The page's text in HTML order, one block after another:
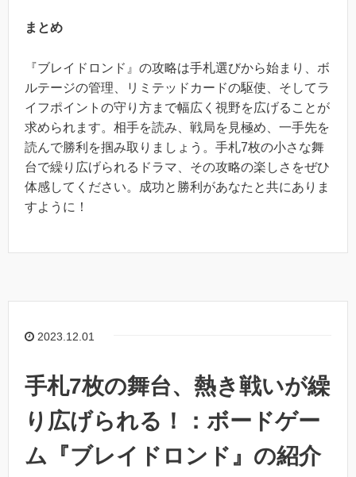
まとめ
『ブレイドロンド』の攻略は手札選びから始まり、ボ
ルテージの管理、リミテッドカードの駆使、そしてラ
イフポイントの守り方まで幅広く視野を広げることが
求められます。相手を読み、戦局を見極め、一手先を
読んで勝利を掴み取りましょう。手札7枚の小さな舞
台で繰り広げられるドラマ、その攻略の楽しさをぜひ
体感してください。成功と勝利があなたと共にありま
すように！
2023.12.01
手札7枚の舞台、熱き戦いが繰
り広げられる！：ボードゲー
ム『ブレイドロンド』の紹介